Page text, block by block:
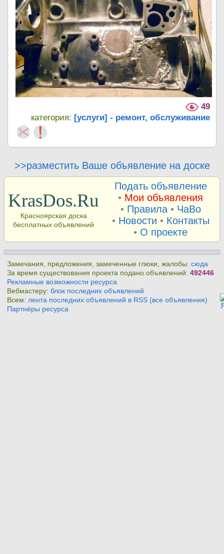
49
категория: [услуги] - ремонт, обслуживание
>>разместить Ваше объявление на доске
KrasDos.Ru
Красноярская доска
бесплатных объявлений
Подать объявление
• Мои объявления
• Правила• ЧаВо
• Новости • Контакты
• О проекте
Замечания, предложения, замеченные глюки, жалобы:сюда
За время существования проекта подано объявлений:492446
Рекламные возможности ресурса
Вебмастеру:блок последних объявлений
Всем: лента последних объявлений в RSS (все объявления)
Партнёры ресурса